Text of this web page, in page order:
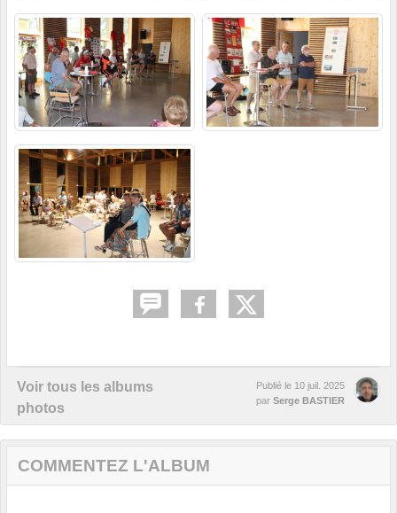
Voir tous les albums
photos
Publié le 10 juil. 2025
par Serge BASTIER
COMMENTEZ L'ALBUM